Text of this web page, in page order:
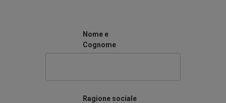
Nome e
Cognome
Ragione sociale